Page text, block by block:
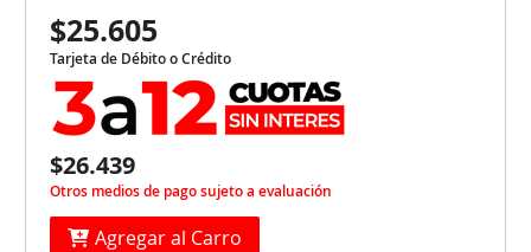
$25.605
Tarjeta de Débito o Crédito
$26.439
Otros medios de pago sujeto a evaluación
Agregar al Carro